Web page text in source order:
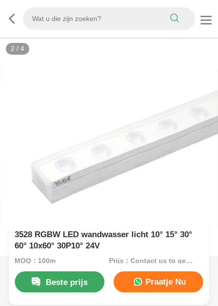
2 / 4
3528 RGBW LED wandwasser licht 10° 15° 30°
60° 10x60° 30P10° 24V
MOQ：100m Prijs：Contact us to get best price
Beste prijs Praatje Nu